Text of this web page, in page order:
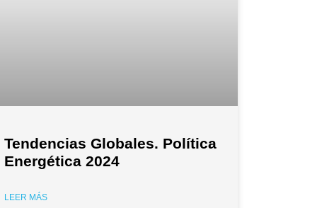
Tendencias Globales. Política
Energética 2024
LEER MÁS